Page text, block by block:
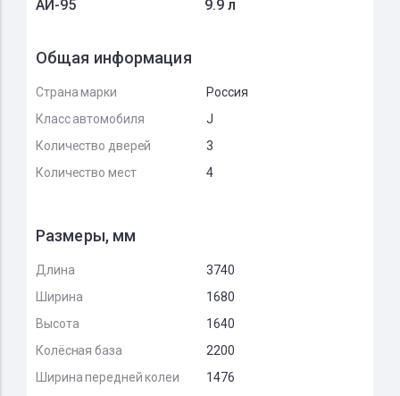
АИ-95 9.9 л
Общая информация
Страна марки
Россия
Класс автомобиля
J
Количество дверей
3
Количество мест
4
Размеры, мм
Длина
3740
Ширина
1680
Высота
1640
Колёсная база
2200
Ширина передней колеи
1476